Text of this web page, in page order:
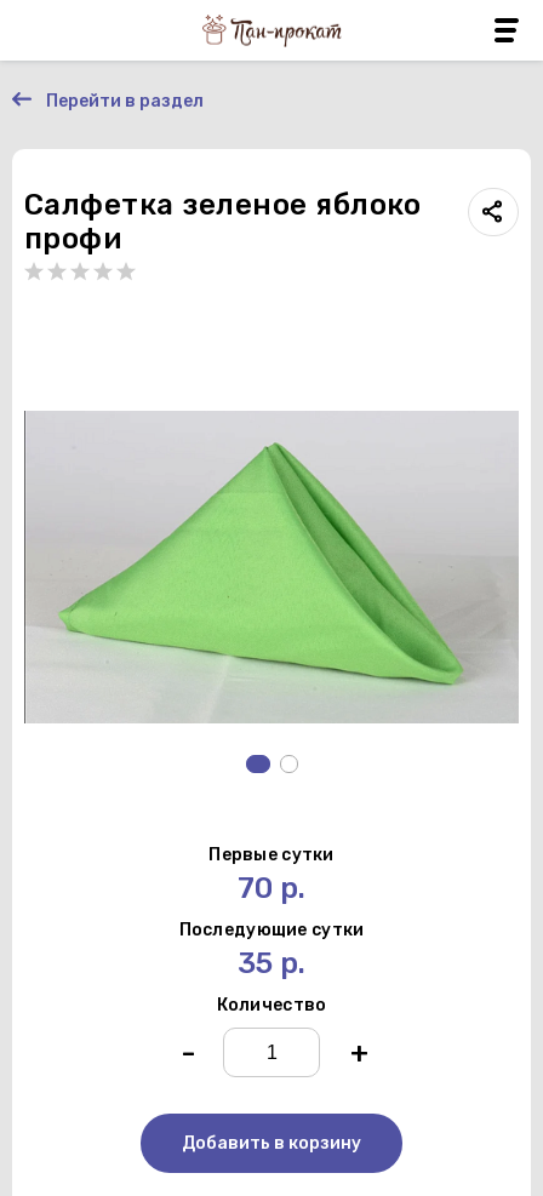
Перейти в раздел
Салфетка зеленое яблоко
профи
Первые сутки
70 р.
Последующие сутки
35 р.
Количество
- +
Добавить в корзину